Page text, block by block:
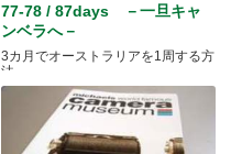
77-78 / 87days －一旦キャ
ンベラへ－
3カ月でオーストラリアを1周する方
法